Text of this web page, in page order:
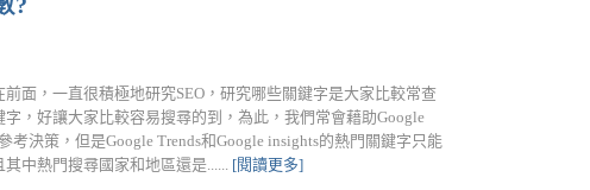
?
面，一直很積極地研究SEO，研究哪些關鍵字是大家比較常查
，好讓大家比較容易搜尋的到，為此，我們常會藉助Google
考決策，但是Google Trends和Google insights的熱門關鍵字只能
中熱門搜尋國家和地區還是...... [閱讀更多]